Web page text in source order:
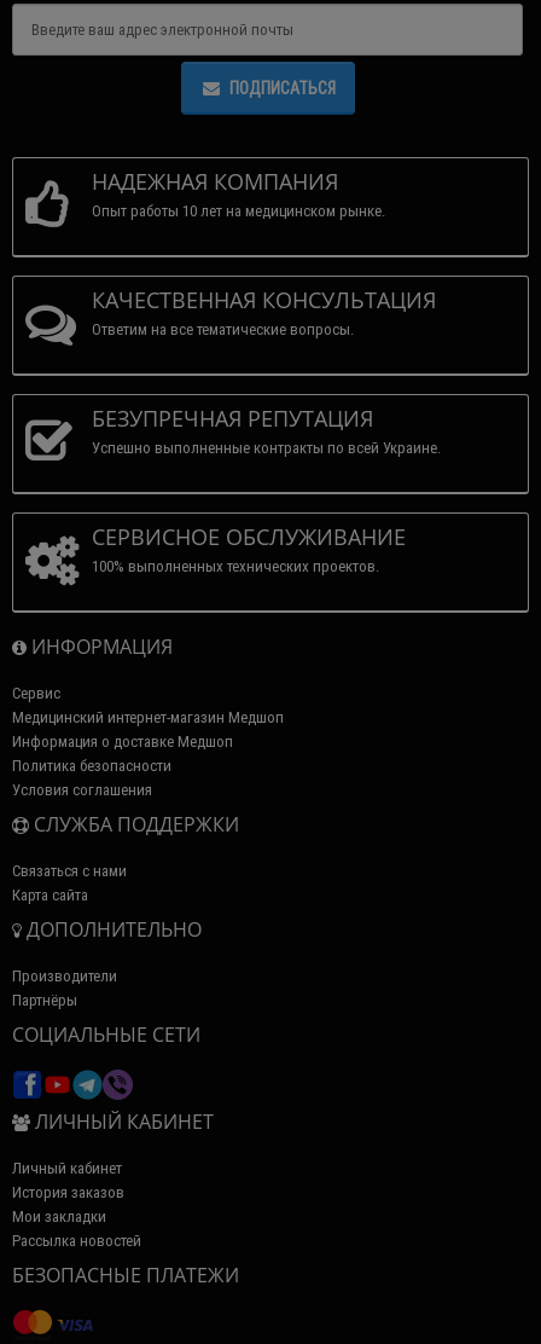
ПОДПИСАТЬСЯ
НАДЕЖНАЯ КОМПАНИЯ
Опыт работы 10 лет на медицинском рынке.
КАЧЕСТВЕННАЯ КОНСУЛЬТАЦИЯ
Ответим на все тематические вопросы.
БЕЗУПРЕЧНАЯ РЕПУТАЦИЯ
Успешно выполненные контракты по всей Украине.
СЕРВИСНОЕ ОБСЛУЖИВАНИЕ
100% выполненных технических проектов.
ИНФОРМАЦИЯ
Сервис
Медицинский интернет-магазин Медшоп
Информация о доставке Медшоп
Политика безопасности
Условия соглашения
СЛУЖБА ПОДДЕРЖКИ
Связаться с нами
Карта сайта
ДОПОЛНИТЕЛЬНО
Производители
Партнёры
СОЦИАЛЬНЫЕ СЕТИ
ЛИЧНЫЙ КАБИНЕТ
Личный кабинет
История заказов
Мои закладки
Рассылка новостей
БЕЗОПАСНЫЕ ПЛАТЕЖИ